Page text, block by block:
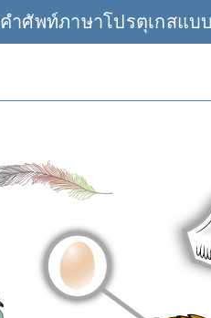
คำศัพท์ภาษาโปรตุเกสแบ